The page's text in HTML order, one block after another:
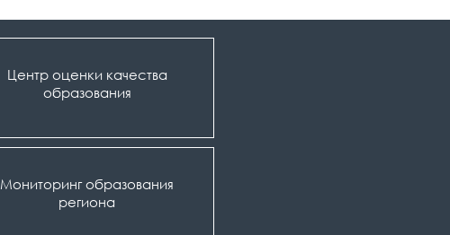
Центр оценки качества
образования
Мониторинг образования
региона